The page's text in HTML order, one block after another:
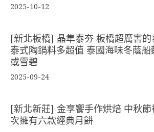
2025-10-12
[新北板橋] 晶隼泰夯 板橋超厲害
泰式陶鍋料多超值 泰國海味冬蔭船
或雪碧
2025-09-24
[新北新莊] 金享饗手作烘焙 中秋
次擁有六款經典月餅